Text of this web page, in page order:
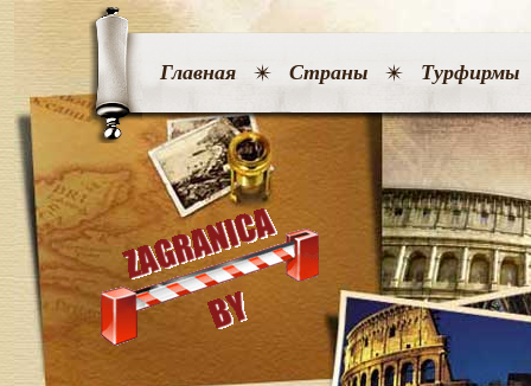
Главная Страны Турфирмы